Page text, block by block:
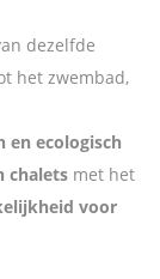
dezelfde
het zwembad,
en ecologisch
chalets met het
voor